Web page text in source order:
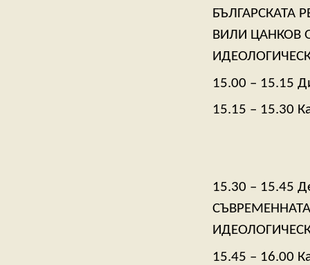
БЪЛГАРСКАТА
ВИЛИ ЦАНКОВ
15.00 – 15.15
15.15 – 15.30
15.30 – 15.45
15.45 – 16.00